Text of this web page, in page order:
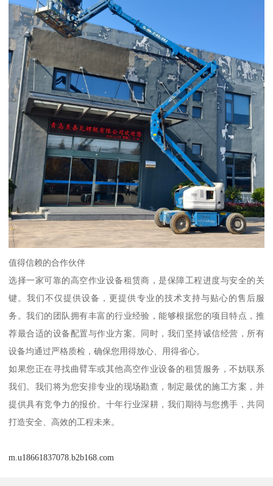
值得信赖的合作伙伴
选择一家可靠的高空作业设备租赁商，是保障工程进度与安全的关
键。我们不仅提供设备，更提供专业的技术支持与贴心的售后服
务。我们的团队拥有丰富的行业经验，能够根据您的项目特点，推
荐最合适的设备配置与作业方案。同时，我们坚持诚信经营，所有
设备均通过严格质检，确保您用得放心、用得省心。
如果您正在寻找曲臂车或其他高空作业设备的租赁服务，不妨联系
我们。我们将为您安排专业的现场勘查，制定最优的施工方案，并
提供具有竞争力的报价。十年行业深耕，我们期待与您携手，共同
打造安全、高效的工程未来。
m.u18661837078.b2b168.com